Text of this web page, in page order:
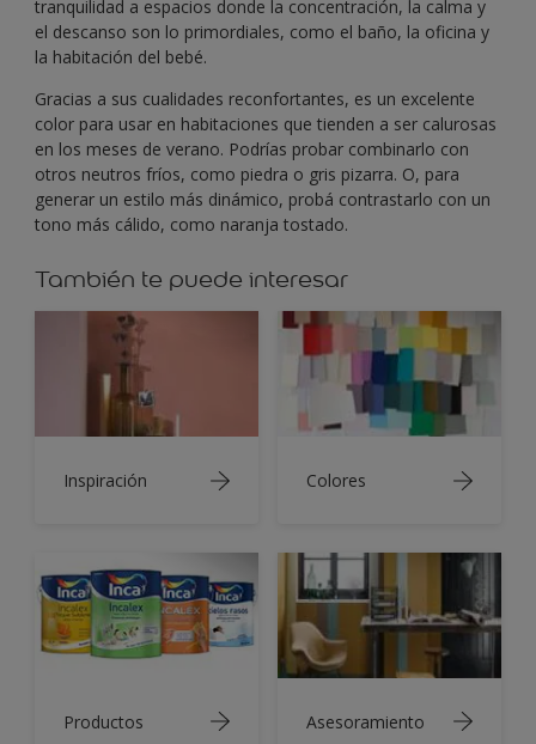
tranquilidad a espacios donde la concentración, la calma y
el descanso son lo primordiales, como el baño, la oficina y
la habitación del bebé.
Gracias a sus cualidades reconfortantes, es un excelente
color para usar en habitaciones que tienden a ser calurosas
en los meses de verano. Podrías probar combinarlo con
otros neutros fríos, como piedra o gris pizarra. O, para
generar un estilo más dinámico, probá contrastarlo con un
tono más cálido, como naranja tostado.
También te puede interesar
Inspiración Colores
Productos Asesoramiento